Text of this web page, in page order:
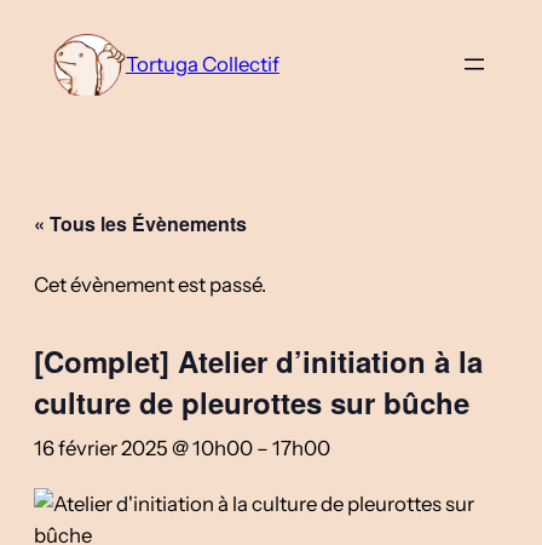
Tortuga Collectif
« Tous les Évènements
Cet évènement est passé.
[Complet] Atelier d’initiation à la
culture de pleurottes sur bûche
16 février 2025 @ 10h00 – 17h00